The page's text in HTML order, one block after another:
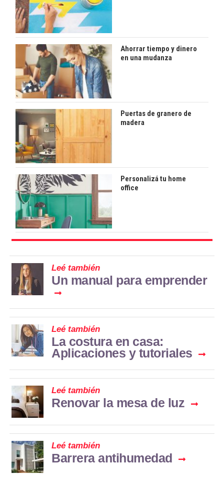
Ahorrar tiempo y dinero
en una mudanza
Puertas de granero de
madera
Personalizá tu home
office
Leé también
Un manual para emprender
Leé también
La costura en casa:
Aplicaciones y tutoriales
Leé también
Renovar la mesa de luz
Leé también
Barrera antihumedad